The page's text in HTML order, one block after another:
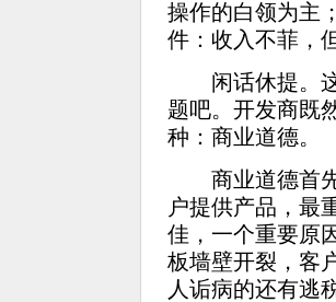
操作的白领为主
件：收入不菲，
闲话休提。这
题吧。开发商既
种：商业道德。
商业道德首先
户提供产品，最
佳，一个重要原
板墙壁开裂，客
人诟病的还有逃